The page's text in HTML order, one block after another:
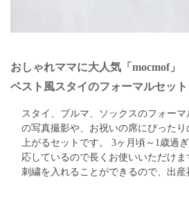
おしゃれママに大人気「mocmof」
ベスト風スタイのフォーマルセット
スタイ、ブルマ、ソックスのフォー
の写真撮影や、お祝いの席にぴった
上がるセットです。 3ヶ月頃～1歳過
応しているので長くお使いいただけ
刺繍を入れることができるので、出産